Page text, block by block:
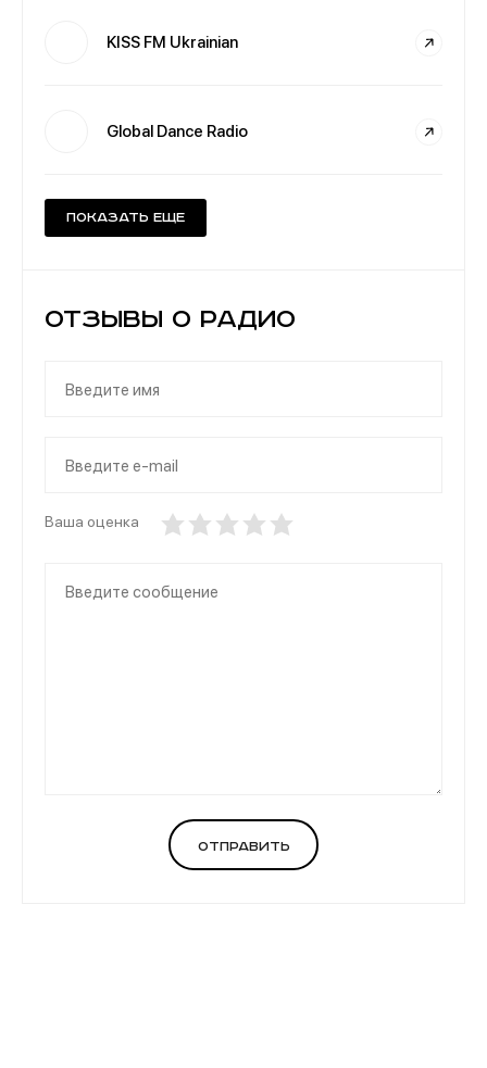
KISS FM Ukrainian
Global Dance Radio
Показать еще
Отзывы о Радио
Ваша оценка
Отправить